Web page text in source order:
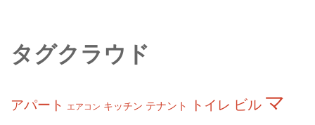
タグクラウド
アパート エアコン キッチン テナント トイレ ビル マ